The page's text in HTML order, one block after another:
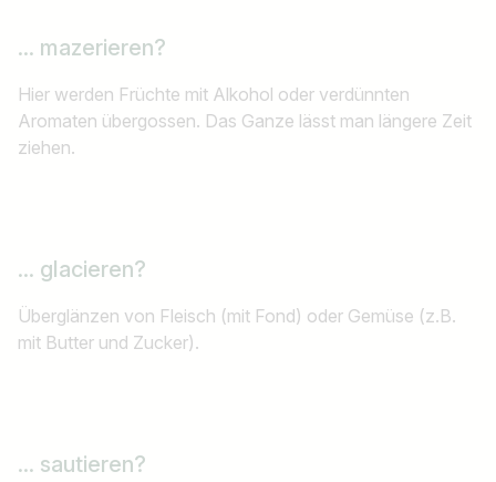
... mazerieren?
Hier werden Früchte mit Alkohol oder verdünnten
Aromaten übergossen. Das Ganze lässt man längere Zeit
ziehen.
... glacieren?
Überglänzen von Fleisch (mit Fond) oder Gemüse (z.B.
mit Butter und Zucker).
... sautieren?